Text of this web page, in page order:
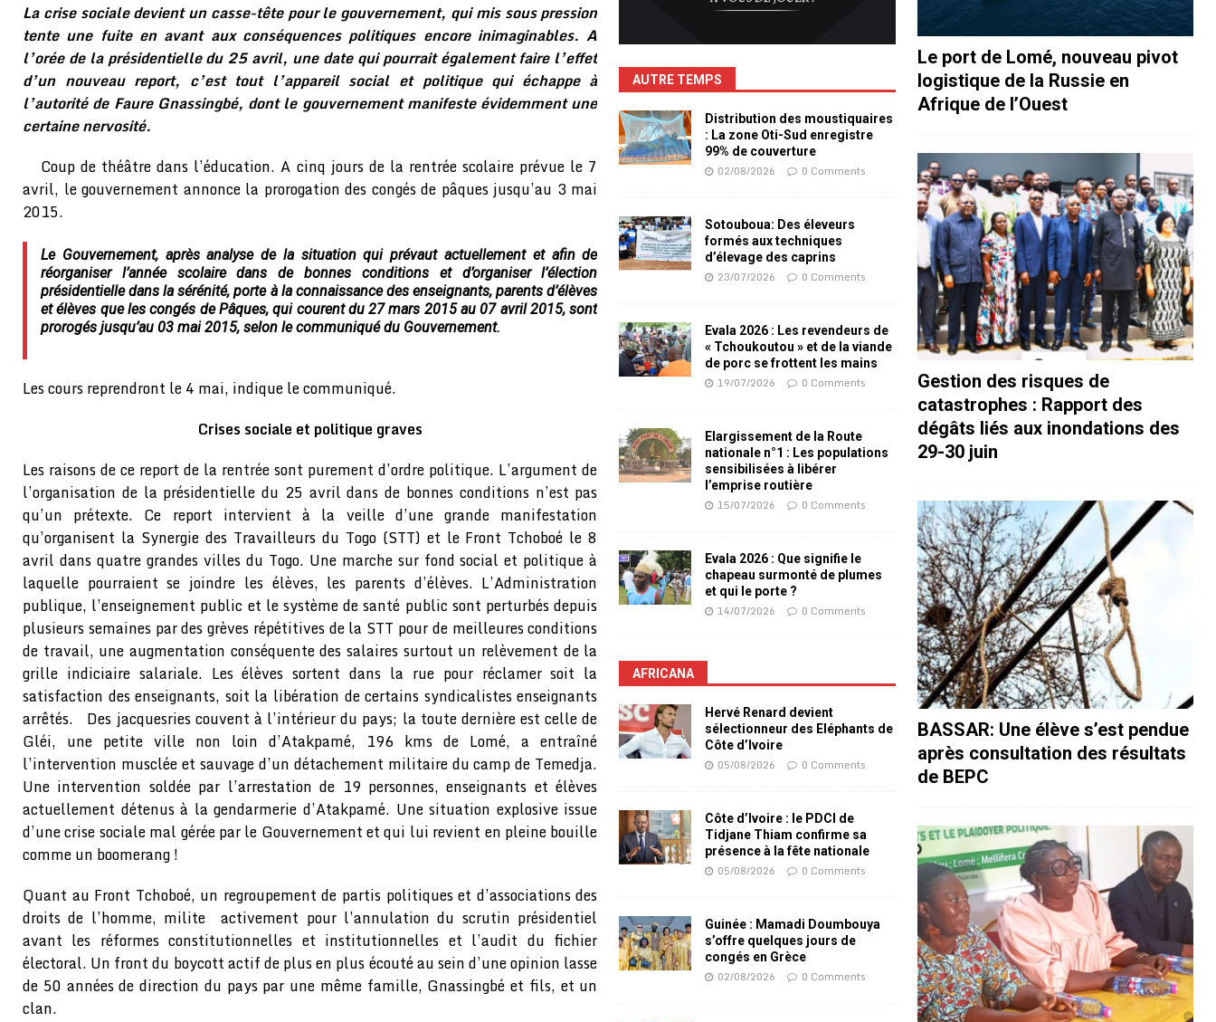
La crise sociale devient un casse-tête pour le gouvernement, qui mis sous pression
tente une fuite en avant aux conséquences politiques encore inimaginables. A
l’orée de la présidentielle du 25 avril, une date qui pourrait également faire l’effet
d’un nouveau report, c’est tout l’appareil social et politique qui échappe à
l’autorité de Faure Gnassingbé, dont le gouvernement manifeste évidemment une
certaine nervosité.
Coup de théâtre dans l’éducation. A cinq jours de la rentrée scolaire prévue le 7
avril, le gouvernement annonce la prorogation des congés de pâques jusqu’au 3 mai
2015.
Le Gouvernement, après analyse de la situation qui prévaut actuellement et afin de
réorganiser l’année scolaire dans de bonnes conditions et d’organiser l’élection
présidentielle dans la sérénité, porte à la connaissance des enseignants, parents d’élèves
et élèves que les congés de Pâques, qui courent du 27 mars 2015 au 07 avril 2015, sont
prorogés jusqu’au 03 mai 2015, selon le communiqué du Gouvernement.
Les cours reprendront le 4 mai, indique le communiqué.
Crises sociale et politique graves
Les raisons de ce report de la rentrée sont purement d’ordre politique. L’argument de
l’organisation de la présidentielle du 25 avril dans de bonnes conditions n’est pas
qu’un prétexte. Ce report intervient à la veille d’une grande manifestation
qu’organisent la Synergie des Travailleurs du Togo (STT) et le Front Tchoboé le 8
avril dans quatre grandes villes du Togo. Une marche sur fond social et politique à
laquelle pourraient se joindre les élèves, les parents d’élèves. L’Administration
publique, l’enseignement public et le système de santé public sont perturbés depuis
plusieurs semaines par des grèves répétitives de la STT pour de meilleures conditions
de travail, une augmentation conséquente des salaires surtout un relèvement de la
grille indiciaire salariale. Les élèves sortent dans la rue pour réclamer soit la
satisfaction des enseignants, soit la libération de certains syndicalistes enseignants
arrêtés. Des jacquesries couvent à l’intérieur du pays; la toute dernière est celle de
Gléi, une petite ville non loin d’Atakpamé, 196 kms de Lomé, a entraîné
l’intervention musclée et sauvage d’un détachement militaire du camp de Temedja.
Une intervention soldée par l’arrestation de 19 personnes, enseignants et élèves
actuellement détenus à la gendarmerie d’Atakpamé. Une situation explosive issue
d’une crise sociale mal gérée par le Gouvernement et qui lui revient en pleine bouille
comme un boomerang !
Quant au Front Tchoboé, un regroupement de partis politiques et d’associations des
droits de l’homme, milite activement pour l’annulation du scrutin présidentiel
avant les réformes constitutionnelles et institutionnelles et l’audit du fichier
électoral. Un front du boycott actif de plus en plus écouté au sein d’une opinion lasse
de 50 années de direction du pays par une même famille, Gnassingbé et fils, et un
clan.
AUTRE TEMPS
Distribution des moustiquaires
: La zone Oti-Sud enregistre
99% de couverture
02/08/2026 0 Comments
Sotouboua: Des éleveurs
formés aux techniques
d’élevage des caprins
23/07/2026 0 Comments
Evala 2026 : Les revendeurs de
« Tchoukoutou » et de la viande
de porc se frottent les mains
19/07/2026 0 Comments
Elargissement de la Route
nationale n°1 : Les populations
sensibilisées à libérer
l’emprise routière
15/07/2026 0 Comments
Evala 2026 : Que signifie le
chapeau surmonté de plumes
et qui le porte ?
14/07/2026 0 Comments
AFRICANA
Hervé Renard devient
sélectionneur des Eléphants de
Côte d’Ivoire
05/08/2026 0 Comments
Côte d’Ivoire : le PDCI de
Tidjane Thiam confirme sa
présence à la fête nationale
05/08/2026 0 Comments
Guinée : Mamadi Doumbouya
s’offre quelques jours de
congés en Grèce
02/08/2026 0 Comments
Le port de Lomé, nouveau pivot
logistique de la Russie en
Afrique de l’Ouest
Gestion des risques de
catastrophes : Rapport des
dégâts liés aux inondations des
29-30 juin
BASSAR: Une élève s’est pendue
après consultation des résultats
de BEPC